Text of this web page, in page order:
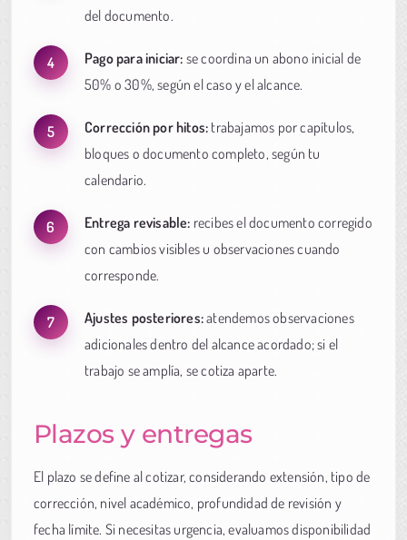
del documento.
Pago para iniciar: se coordina un abono inicial de
50% o 30%, según el caso y el alcance.
Corrección por hitos: trabajamos por capítulos,
bloques o documento completo, según tu
calendario.
Entrega revisable: recibes el documento corregido
con cambios visibles u observaciones cuando
corresponde.
Ajustes posteriores:atendemos observaciones
adicionales dentro del alcance acordado; si el
trabajo se amplía, se cotiza aparte.
Plazos y entregas
El plazo se define al cotizar, considerando extensión, tipo de
corrección, nivel académico, profundidad de revisión y
fecha límite. Si necesitas urgencia, evaluamos disponibilidad